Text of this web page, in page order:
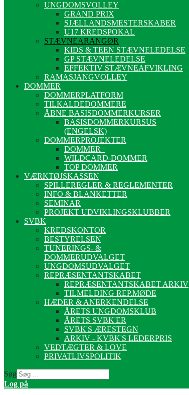
UNGDOMSVOLLEY
GRAND PRIX
SJÆLLANDSMESTERSKABER
U17 KREDSPOKAL
STÆVNEARANGØR
KIDS & TEEN STÆVNELEDELSE
GP STÆVNELEDELSE
EFFEKTIV STÆVNEAFVIKLING
RAMASJANGVOLLEY
DOMMER
DOMMERPLATFORM
TILKALDEDOMMERE
ÅBNE BASISDOMMERKURSER
BASISDOMMERKURSUS
(ENGELSK)
DOMMERPROJEKTER
DOMMER+
WILDCARD-DOMMER
TOP DOMMER
VÆRKTØJSKASSEN
SPILLEREGLER & REGLEMENTER
INFO & BLANKETTER
SEMINAR
PROJEKT UDVIKLINGSKLUBBER
SVBK
KREDSKONTOR
BESTYRELSEN
TUNERINGS- &
DOMMERUDVALGET
UNGDOMSUDVALGET
REPRÆSENTANTSKABET
REPRÆSENTANTSKABET ARKIV
TILMELDING REP.MØDE
HÆDER & ANERKENDELSE
ÅRETS UNGDOMSKLUB
ÅRETS SVBK'ER
SVBK'S ÆRESTEGN
ARKIV - KVBK'S LEDERPRIS
VEDTÆGTER & LOVE
PRIVATLIVSPOLITIK
Søg
Log på